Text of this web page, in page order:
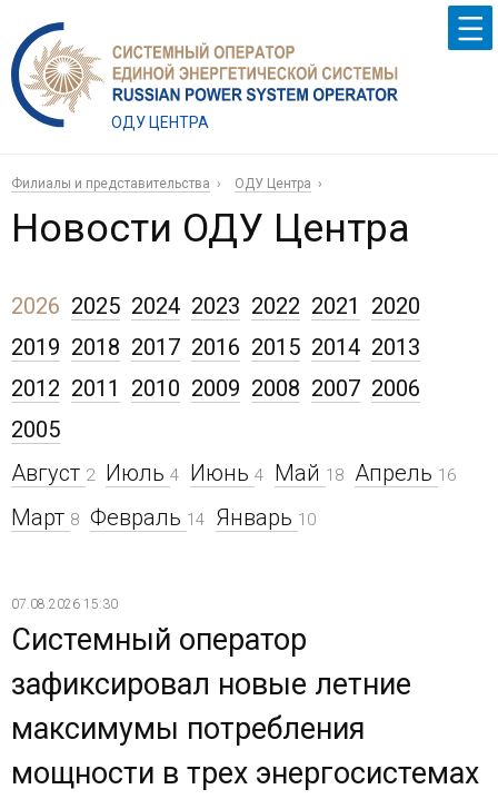
ОДУ ЦЕНТРА
Филиалы и представительства ОДУ Центра
Новости ОДУ Центра
2026
Август 2 Июль 4 Июнь 4 Май 18 Апрель 16
Март 8 Февраль 14 Январь 10
2025 2024 2023 2022 2021
2020
2019 2018 2017 2016 2015 2014 2013
2012 2011 2010 2009 2008 2007 2006
2005
07.08.2026 15:30
Системный оператор
зафиксировал новые летние
максимумы потребления
мощности в трех энергосистемах